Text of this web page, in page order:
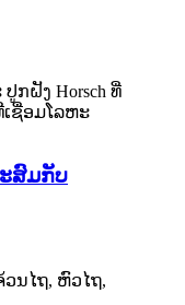
ະສົມກັບ